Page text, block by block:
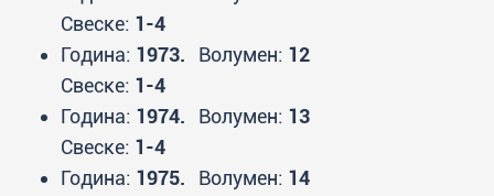
Свеске: 1-4
Година: 1973. Волумен: 12
Свеске: 1-4
Година: 1974. Волумен: 13
Свеске: 1-4
Година: 1975. Волумен: 14